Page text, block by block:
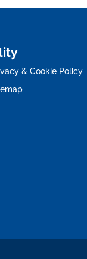
& Cookie Policy